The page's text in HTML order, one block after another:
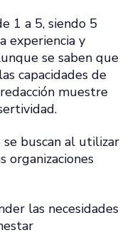
1 a 5, siendo 5
experiencia y
se saben que
capacidades de
muestre
buscan al utilizar
organizaciones
las necesidades